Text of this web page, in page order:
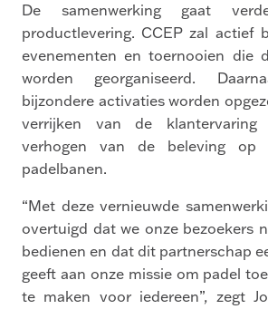
De samenwerking gaat
productlevering. CCEP zal actief
evenementen en toernooien die
worden georganiseerd.
bijzondere activaties worden
verrijken van de
verhogen van de beleving
padelbanen.
“Met deze vernieuwde
overtuigd dat we onze bezoekers
bedienen en dat dit partnerschap
geeft aan onze missie om padel
te maken voor iedereen”, zegt